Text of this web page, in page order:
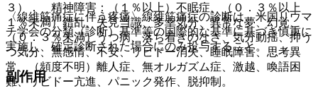
３）． 精神障害：（１％以上）不眠症、（０．３％以上
１％未満）錯乱、失見当識、多幸気分、異常な夢、幻覚、
（０．３％未満）うつ病、落ち着きのなさ、気分動揺、抑う
つ気分、無感情、不安、リビドー消失、睡眠障害、思考異
常、（頻度不明）離人症、無オルガズム症、激越、喚語困
難、リビドー亢進、パニック発作、脱抑制。
〈線維筋痛症に伴う疼痛〉線維筋痛症の診断は、米国リウマ
チ学会の分類（診断）基準等の国際的な基準に基づき慎重に
実施し、確定診断された場合にのみ投与すること。
副作用